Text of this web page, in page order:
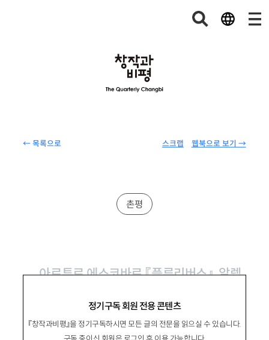
← 목록으로 웹북으로 보기 →
스크랩
정기구독 회원 전용 콘텐츠
『창작과비평』을 정기구독하시면 모든 글의 전문을 읽으실 수 있습니다.
촌평
아르투로 에스코바르 『플루리버스』, 알렙
‘다른’ 세계의 존재를 확인하고 새로운